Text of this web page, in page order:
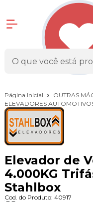
Página Inicial
OUTRAS
ELEVADORES
Elevador de
4.000KG
Stahlbox
Cod. do Produto: 40917